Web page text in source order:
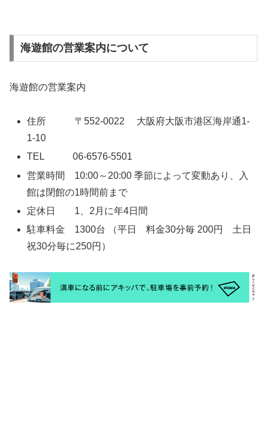
海遊館の営業案内について
海遊館の営業案内
住所 〒552-0022 大阪府大阪市港区海岸通1-
1-10
TEL 06-6576-5501
営業時間 10:00～20:00 季節によって変動あり、入
館は閉館の1時間前まで
定休日 1、2月に年4日間
駐車料金 1300台 （平日 料金30分毎 200円 土日
祝30分毎に250円）